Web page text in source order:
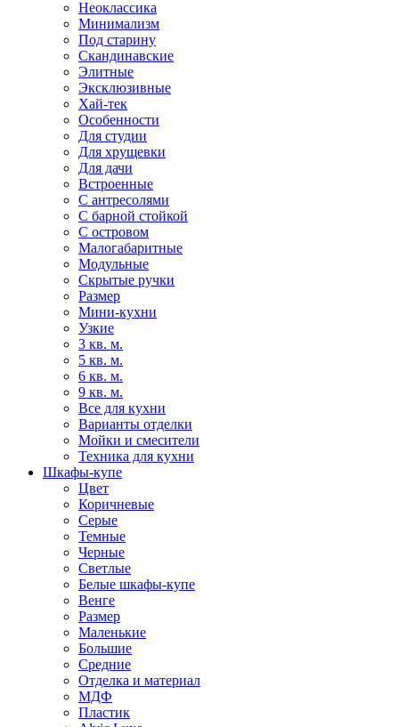
Неоклассика
Минимализм
Под старину
Скандинавские
Элитные
Эксклюзивные
Хай-тек
Особенности
Для студии
Для хрущевки
Для дачи
Встроенные
С антресолями
С барной стойкой
С островом
Малогабаритные
Модульные
Скрытые ручки
Размер
Мини-кухни
Узкие
3 кв. м.
5 кв. м.
6 кв. м.
9 кв. м.
Все для кухни
Варианты отделки
Мойки и смесители
Техника для кухни
Шкафы-купе
Цвет
Коричневые
Серые
Темные
Черные
Светлые
Белые шкафы-купе
Венге
Размер
Маленькие
Большие
Средние
Отделка и материал
МДФ
Пластик